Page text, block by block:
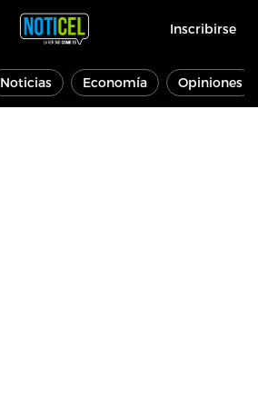
Inscribirse
Noticias Economía Opiniones